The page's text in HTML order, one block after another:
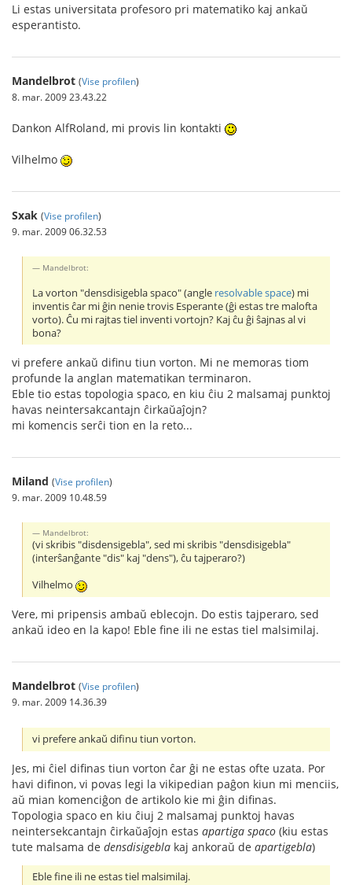
Li estas universitata profesoro pri matematiko kaj ankaŭ
esperantisto.
Mandelbrot (Vise profilen)
8. mar. 2009 23.43.22
Dankon AlfRoland, mi provis lin kontakti
Vilhelmo
Sxak (Vise profilen)
9. mar. 2009 06.32.53
Mandelbrot:
La vorton "densdisigebla spaco" (angle resolvable space) mi
inventis ĉar mi ĝin nenie trovis Esperante (ĝi estas tre malofta
vorto). Ĉu mi rajtas tiel inventi vortojn? Kaj ĉu ĝi ŝajnas al vi
bona?
vi prefere ankaŭ difinu tiun vorton. Mi ne memoras tiom
profunde la anglan matematikan terminaron.
Eble tio estas topologia spaco, en kiu ĉiu 2 malsamaj punktoj
havas neintersakcantajn ĉirkaŭaĵojn?
mi komencis serĉi tion en la reto...
Miland (Vise profilen)
9. mar. 2009 10.48.59
Mandelbrot:
(vi skribis "disdensigebla", sed mi skribis "densdisigebla"
(interŝanĝante "dis" kaj "dens"), ĉu tajperaro?)
Vilhelmo
Vere, mi pripensis ambaŭ eblecojn. Do estis tajperaro, sed
ankaŭ ideo en la kapo! Eble fine ili ne estas tiel malsimilaj.
Mandelbrot (Vise profilen)
9. mar. 2009 14.36.39
vi prefere ankaŭ difinu tiun vorton.
Jes, mi ĉiel difinas tiun vorton ĉar ĝi ne estas ofte uzata. Por
havi difinon, vi povas legi la vikipedian paĝon kiun mi menciis,
aŭ mian komenciĝon de artikolo kie mi ĝin difinas.
Topologia spaco en kiu ĉiuj 2 malsamaj punktoj havas
neintersekcantajn ĉirkaŭaĵojn estas apartiga spaco (kiu estas
tute malsama de densdisigebla kaj ankoraŭ de apartigebla)
Eble fine ili ne estas tiel malsimilaj.